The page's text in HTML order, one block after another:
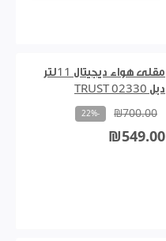
مقلى هواء ديجيتال 11لتر
دبل TRUST 02330
₪700.00
-22%
₪549.00